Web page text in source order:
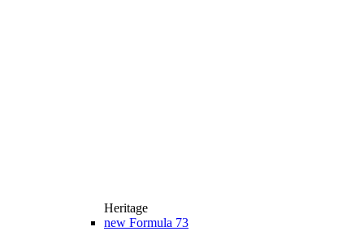
Heritage
new Formula 73